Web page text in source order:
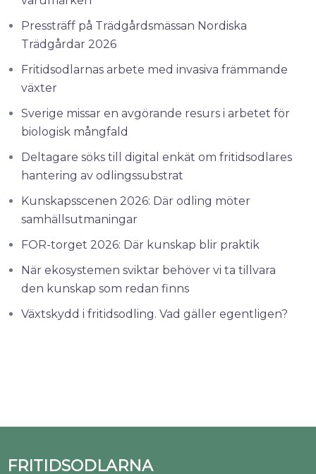
Pressträff på Trädgårdsmässan Nordiska
Trädgårdar 2026
Fritidsodlarnas arbete med invasiva främmande
växter
Sverige missar en avgörande resurs i arbetet för
biologisk mångfald
Deltagare söks till digital enkät om fritidsodlares
hantering av odlingssubstrat
Kunskapsscenen 2026: Där odling möter
samhällsutmaningar
FOR-torget 2026: Där kunskap blir praktik
När ekosystemen sviktar behöver vi ta tillvara
den kunskap som redan finns
Växtskydd i fritidsodling. Vad gäller egentligen?
FRITIDSODLARNA